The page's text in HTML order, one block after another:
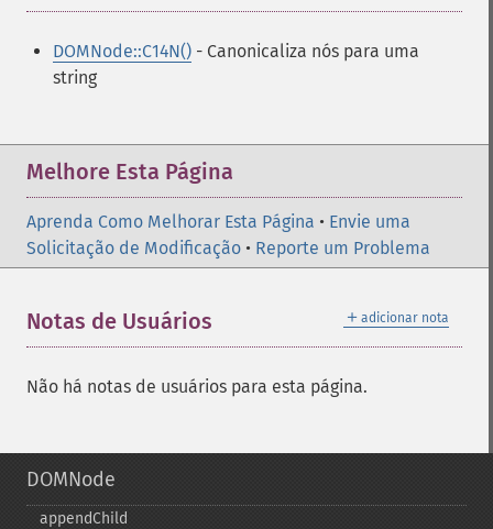
DOMNode::C14N() - Canonicaliza nós para uma
string
Melhore Esta Página
Aprenda Como Melhorar Esta Página • Envie uma
Solicitação de Modificação • Reporte um Problema
＋ adicionar nota
Notas de Usuários
Não há notas de usuários para esta página.
DOMNode
appendChild